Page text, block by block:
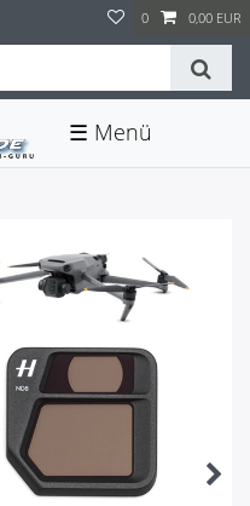
0 0,00 EUR
☰